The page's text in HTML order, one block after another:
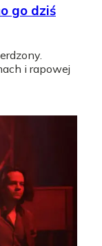
go dziś
i rapowej